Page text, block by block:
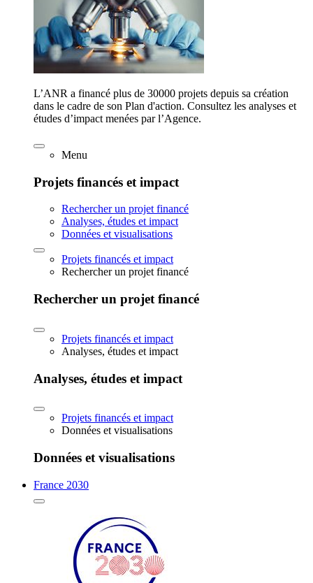
L’ANR a financé plus de 30000 projets depuis sa création
dans le cadre de son Plan d'action. Consultez les analyses et
études d’impact menées par l’Agence.
Menu
Projets financés et impact
Rechercher un projet financé
Analyses, études et impact
Données et visualisations
Projets financés et impact
Rechercher un projet financé
Rechercher un projet financé
Projets financés et impact
Analyses, études et impact
Analyses, études et impact
Projets financés et impact
Données et visualisations
Données et visualisations
France 2030